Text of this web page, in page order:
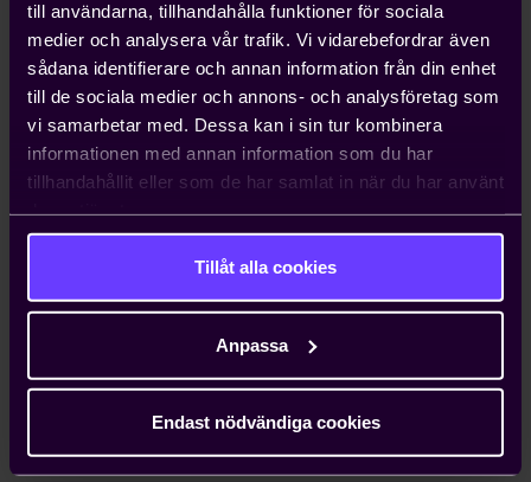
till användarna, tillhandahålla funktioner för sociala
medier och analysera vår trafik. Vi vidarebefordrar även
sådana identifierare och annan information från din enhet
till de sociala medier och annons- och analysföretag som
vi samarbetar med. Dessa kan i sin tur kombinera
informationen med annan information som du har
tillhandahållit eller som de har samlat in när du har använt
Tillåt alla cookies
Anpassa
Endast nödvändiga cookies
Bostadsbyggandet framöver
Även ombyggstarterna ökade det första kvartalet
2026 jämfört mot samma period föregående år
byggtakten i Sverige fortsatt betydligt lägre än vad
den var för några år sedan. År2025 landadeantalet
byggstarter påknappt30000,nästan en halvering
byggboomen 2015–2022. Samtidigt ur ett längre
tidsperspektiv ärdet i förhållandevis normal nivå, se
Tabell 2. Antal påbörjade bostadslägenheter i